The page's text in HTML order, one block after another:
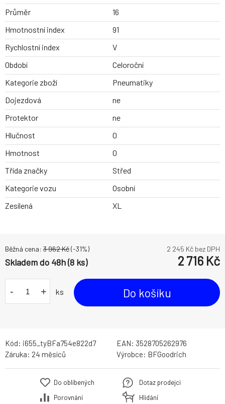
Průměr
16
Hmotnostní index
91
Rychlostní index
V
Období
Celoroční
Kategorie zboží
Pneumatiky
Dojezdová
ne
Protektor
ne
Hlučnost
0
Hmotnost
0
Třída značky
Střed
Kategorie vozu
Osobní
Zesílená
XL
Běžná cena: 3 962Kč(-31%) 2 245 Kč bez DPH
Skladem do 48h (8 ks) 2 716 Kč
- + ks Do košíku
Kód: i655_tyBFa754e822d7 EAN: 3528705262976
Záruka: 24 měsíců Výrobce: BFGoodrich
Do oblíbených
Porovnání
Dotaz prodejci
Hlídání